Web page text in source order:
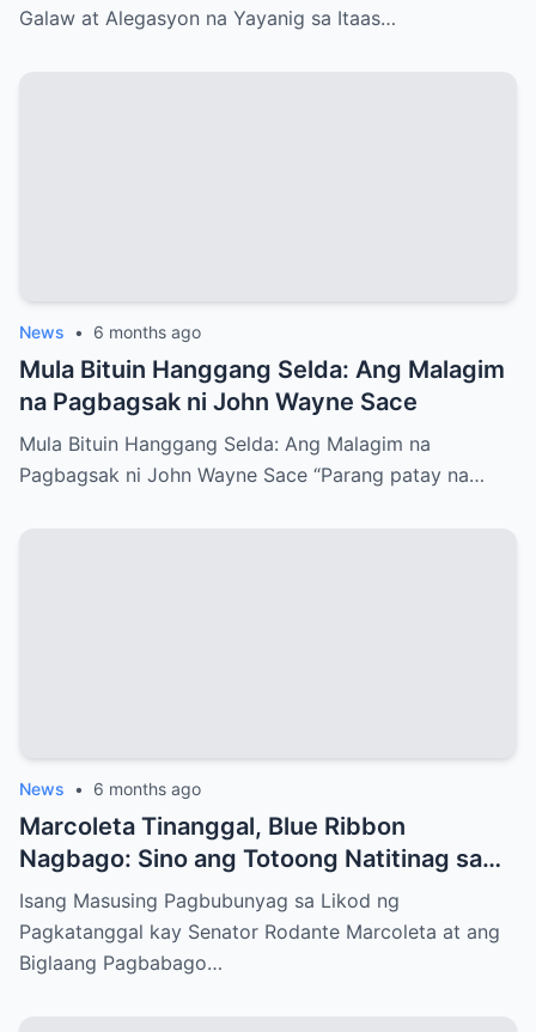
Galaw at Alegasyon na Yayanig sa Itaas…
News • 6 months ago
Mula Bituin Hanggang Selda: Ang Malagim
na Pagbagsak ni John Wayne Sace
Mula Bituin Hanggang Selda: Ang Malagim na
Pagbagsak ni John Wayne Sace “Parang patay na…
News • 6 months ago
Marcoleta Tinanggal, Blue Ribbon
Nagbago: Sino ang Totoong Natitinag sa
Senado?
Isang Masusing Pagbubunyag sa Likod ng
Pagkatanggal kay Senator Rodante Marcoleta at ang
Biglaang Pagbabago…